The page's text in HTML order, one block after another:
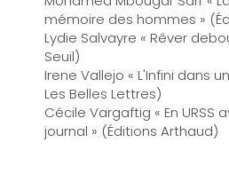
mémoire des hommes »
Lydie Salvayre « Rêver
Seuil)
Irene Vallejo « L'Infini dans
Les Belles Lettres)
Cécile Vargaftig « En URSS
journal » (Éditions Arthaud)